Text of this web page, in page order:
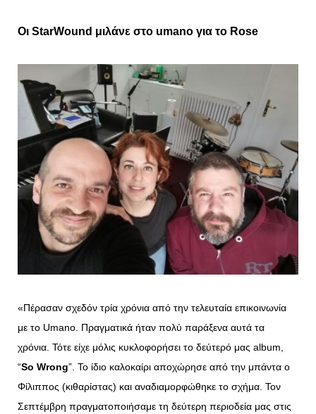
Οι StarWound μιλάνε στο umano για το Rose
«Πέρασαν σχεδόν τρία χρόνια από την τελευταία επικοινωνία
με το Umano. Πραγματικά ήταν πολύ παράξενα αυτά τα
χρόνια. Τότε είχε μόλις κυκλοφορήσει το δεύτερό μας album,
“So Wrong”. Το ίδιο καλοκαίρι αποχώρησε από την μπάντα ο
Φίλιππος (κιθαρίστας) και αναδιαμορφώθηκε το σχήμα. Τον
Σεπτέμβρη πραγματοποιήσαμε τη δεύτερη περιοδεία μας στις